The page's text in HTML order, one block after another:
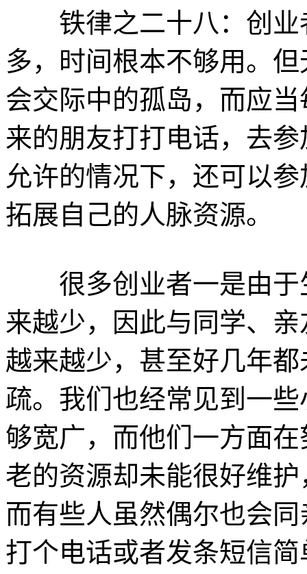
铁律之二十八：创业
多，时间根本不够用。
会交际中的孤岛，而应
来的朋友打打电话，去
允许的情况下，还可以
拓展自己的人脉资源。
很多创业者一是由于
来越少，因此与同学、
越来越少，甚至好几年
疏。我们也经常见到一
够宽广，而他们一方面
老的资源却未能很好维
而有些人虽然偶尔也会
打个电话或者发条短信